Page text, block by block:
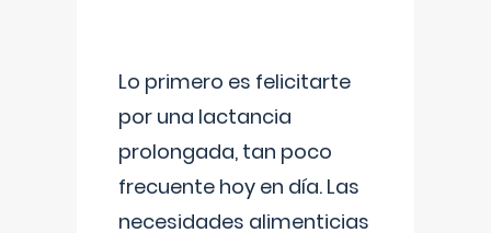
Lo primero es felicitarte
por una lactancia
prolongada, tan poco
frecuente hoy en día. Las
necesidades alimenticias